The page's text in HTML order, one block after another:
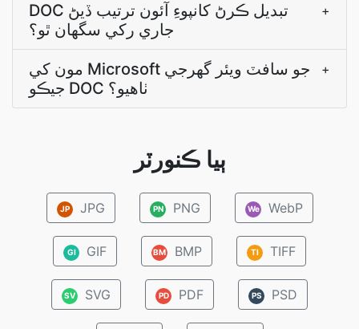
DOC تبديل ڪرڻ کانپوءِ آئون ترتيب ڏيڻ
جاري رکي سگهان ٿو؟
+
مون کي Microsoft جو سافٽ ويئر گھرجي
جيڪو DOC ٺاهيو؟
+
ٻيا ڪنورٽر
JP JPG PN PNG We WebP
GI GIF BM BMP TI TIFF
SV SVG PD PDF PS PSD